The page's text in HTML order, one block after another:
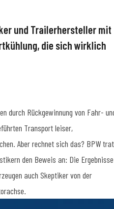
und Trailerhersteller mit
die sich wirklich
durch Rückgewinnung von Fahr-
Transport leiser,
Aber rechnet sich das? BPW trat
den Beweis an: Die Ergebnisse
auch Skeptiker von der